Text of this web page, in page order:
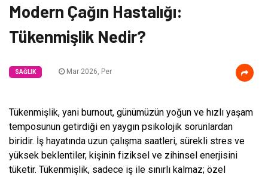
Modern Çağın Hastalığı:
Tükenmişlik Nedir?
SAĞLIK Mar 2026, Per
Tükenmişlik, yani burnout, günümüzün yoğun ve hızlı yaşam
temposunun getirdiği en yaygın psikolojik sorunlardan
biridir. İş hayatında uzun çalışma saatleri, sürekli stres ve
yüksek beklentiler, kişinin fiziksel ve zihinsel enerjisini
tüketir. Tükenmişlik, sadece iş ile sınırlı kalmaz; özel